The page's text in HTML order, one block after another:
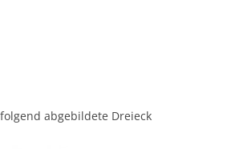
abgebildete Dreieck